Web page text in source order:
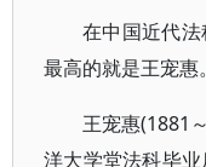
在中国近代
最高的就是王宠惠。
王宠惠(1881
洋大学堂法科毕